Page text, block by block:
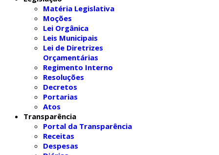
Matéria Legislativa
Moções
Lei Orgânica
Leis Municipais
Lei de Diretrizes
Orçamentárias
Regimento Interno
Resoluções
Decretos
Portarias
Atos
Transparência
Portal da Transparência
Receitas
Despesas